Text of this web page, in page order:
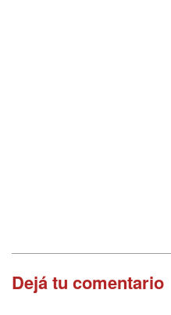
Dejá tu comentario